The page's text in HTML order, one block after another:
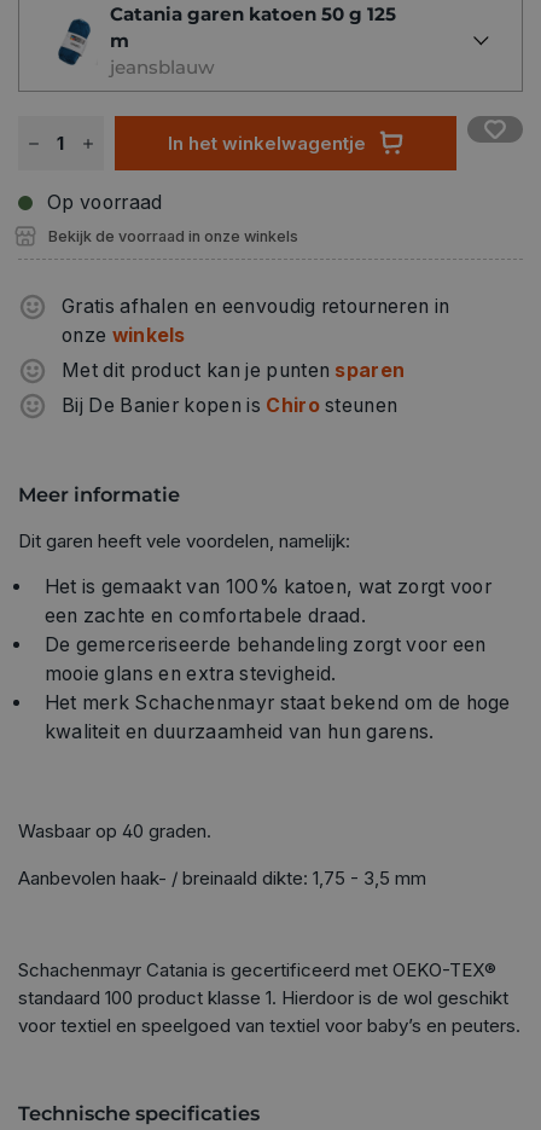
Catania garen katoen 50 g 125
m
jeansblauw
In het winkelwagentje
Op voorraad
Bekijk de voorraad in onze winkels
Gratis afhalen en eenvoudig retourneren in
onze winkels
Met dit product kan je punten sparen
Bij De Banier kopen is Chirosteunen
Meer informatie
Dit garen heeft vele voordelen, namelijk:
Het is gemaakt van 100% katoen, wat zorgt voor
een zachte en comfortabele draad.
De gemerceriseerde behandeling zorgt voor een
mooie glans en extra stevigheid.
Het merk Schachenmayr staat bekend om de hoge
kwaliteit en duurzaamheid van hun garens.
Wasbaar op 40 graden.
Aanbevolen haak- / breinaald dikte: 1,75 - 3,5 mm
Schachenmayr Catania is gecertificeerd met OEKO-TEX®
standaard 100 product klasse 1. Hierdoor is de wol geschikt
voor textiel en speelgoed van textiel voor baby’s en peuters.
Technische specificaties